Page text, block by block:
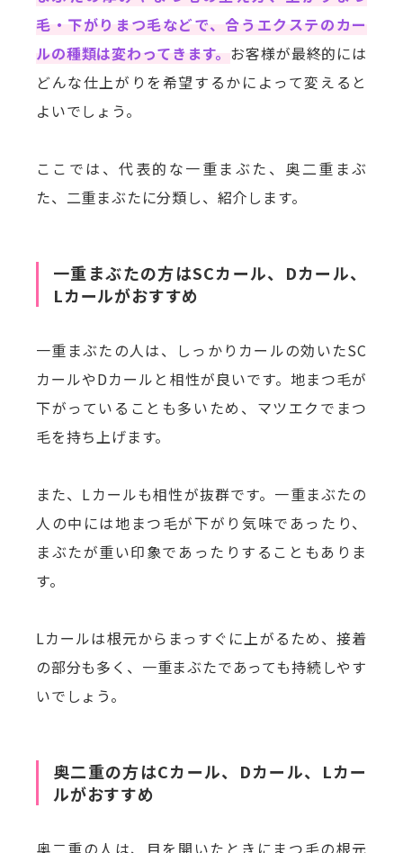
毛・下がりまつ毛などで、合うエクステのカー
ルの種類は変わってきます。 お客様が最終的には
どんな仕上がりを希望するかによって変えると
よいでしょう。
ここでは、代表的な一重まぶた、奥二重まぶ
た、二重まぶたに分類し、紹介します。
一重まぶたの方はSCカール、Dカール、
Lカールがおすすめ
一重まぶたの人は、しっかりカールの効いたSC
カールやDカールと相性が良いです。地まつ毛が
下がっていることも多いため、マツエクでまつ
毛を持ち上げます。
また、Lカールも相性が抜群です。一重まぶたの
人の中には地まつ毛が下がり気味であったり、
まぶたが重い印象であったりすることもありま
す。
Lカールは根元からまっすぐに上がるため、接着
の部分も多く、一重まぶたであっても持続しやす
いでしょう。
奥二重の方はCカール、Dカール、Lカー
ルがおすすめ
奥二重の人は、目を開いたときにまつ毛の根元